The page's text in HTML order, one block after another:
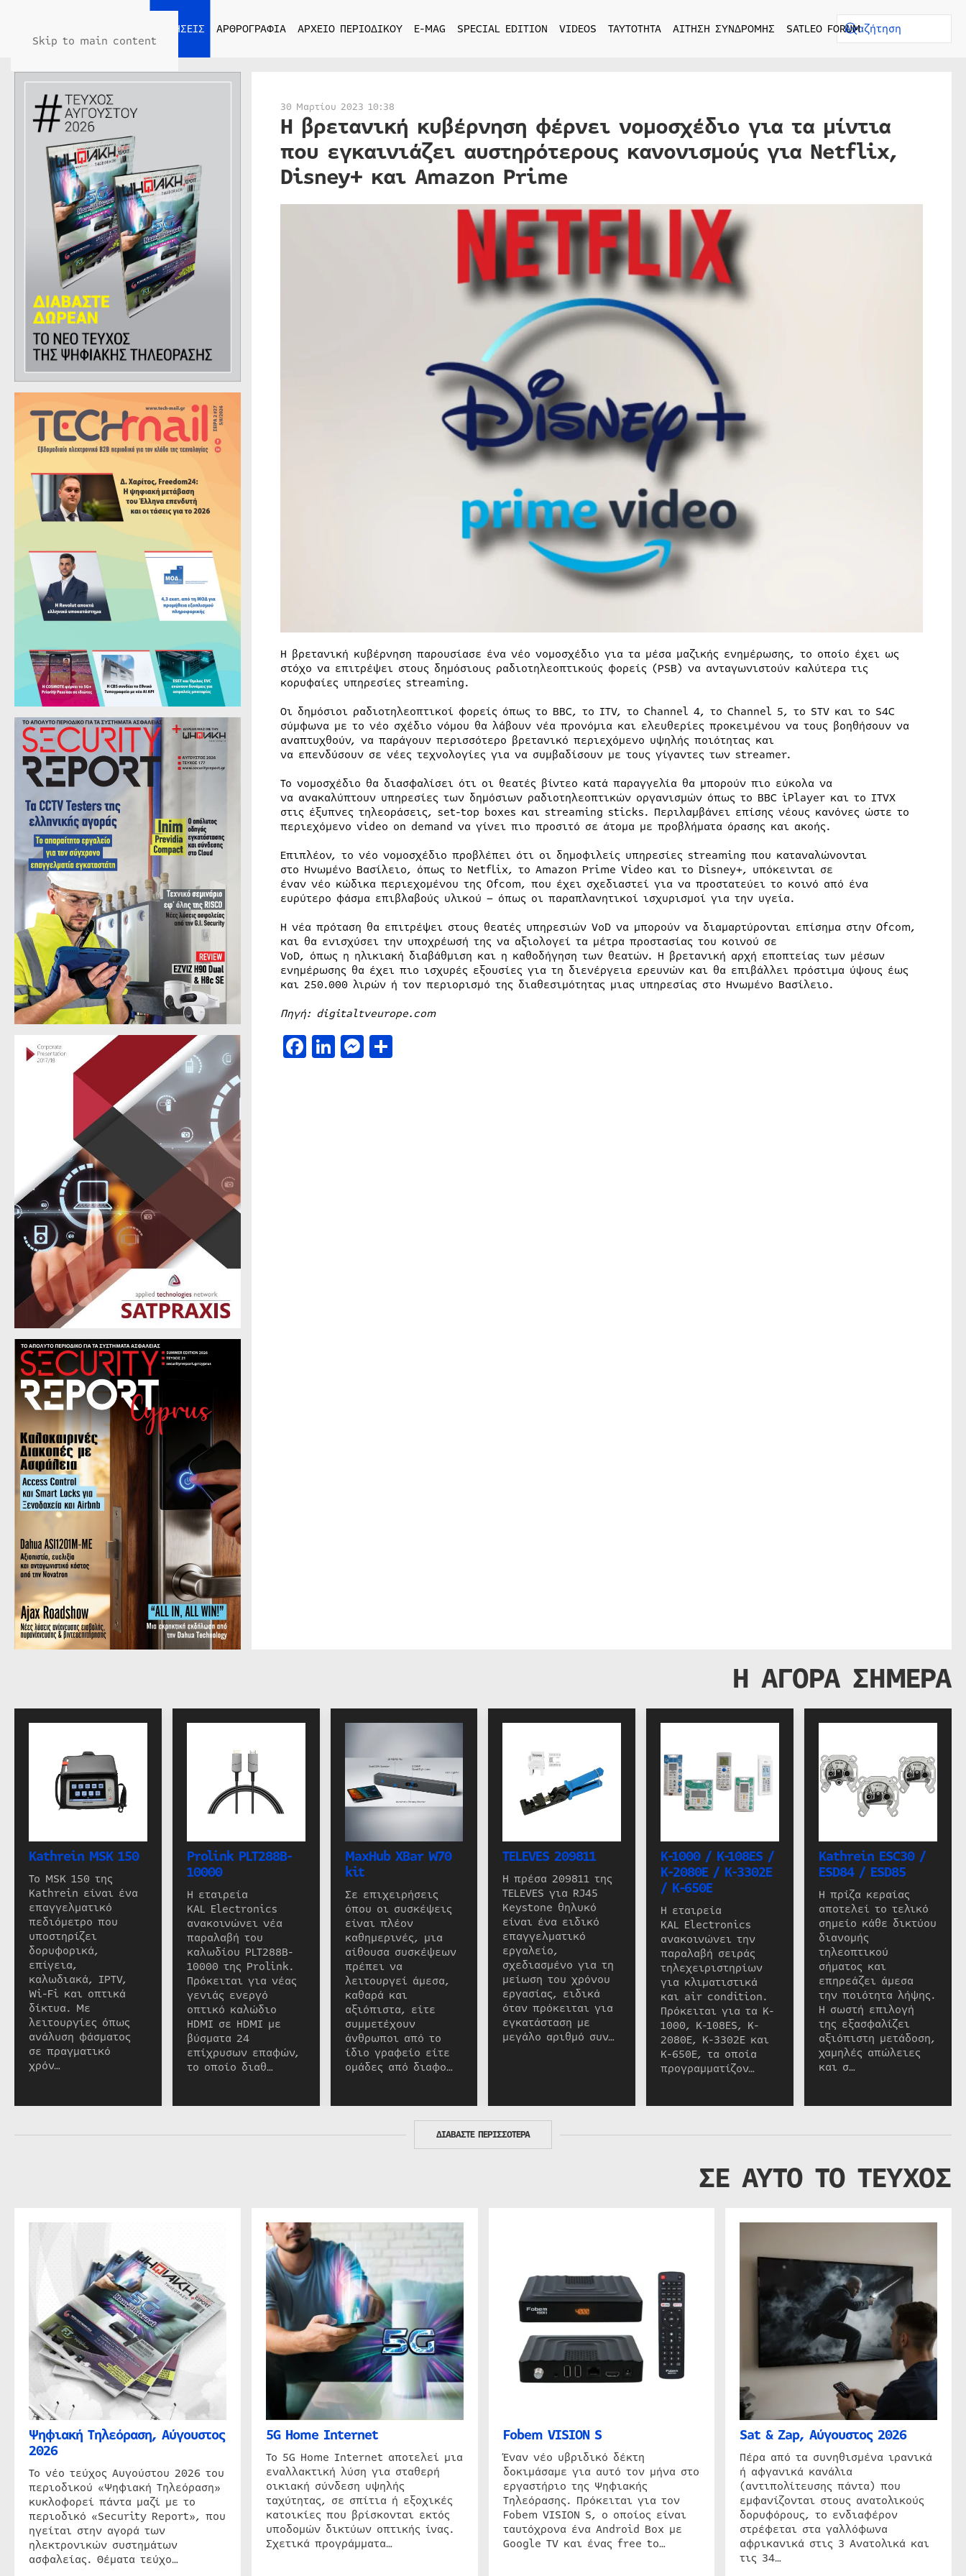
Skip to main content
ΕΙΔΗΣΕΙΣ ΑΡΘΡΟΓΡΑΦΙΑ ΑΡΧΕΙΟ ΠΕΡΙΟΔΙΚΟΥ E-MAG SPECIAL EDITION VIDEOS ΤΑΥΤΟΤΗΤΑ ΑΙΤΗΣΗ ΣΥΝΔΡΟΜΗΣ SATLEO FORUM
30 Μαρτίου 2023 10:38
Η βρετανική κυβέρνηση φέρνει νομοσχέδιο για τα μίντια
που εγκαινιάζει αυστηρότερους κανονισμούς για Netflix,
Disney+ και Amazon Prime
Η βρετανική κυβέρνηση παρουσίασε ένα νέο νομοσχέδιο για τα μέσα μαζικής ενημέρωσης, το οποίο έχει ως
στόχο να επιτρέψει στους δημόσιους ραδιοτηλεοπτικούς φορείς (PSB) να ανταγωνιστούν καλύτερα τις
κορυφαίες υπηρεσίες streaming.
Οι δημόσιοι ραδιοτηλεοπτικοί φορείς όπως το BBC, το ITV, το Channel 4, το Channel 5, το STV και το S4C
σύμφωνα με το νέο σχέδιο νόμου θα λάβουν νέα προνόμια και ελευθερίες προκειμένου να τους βοηθήσουν να
αναπτυχθούν, να παράγουν περισσότερο βρετανικό περιεχόμενο υψηλής ποιότητας και
να επενδύσουν σε νέες τεχνολογίες για να συμβαδίσουν με τους γίγαντες των streamer.
Το νομοσχέδιο θα διασφαλίσει ότι οι θεατές βίντεο κατά παραγγελία θα μπορούν πιο εύκολα να
να ανακαλύπτουν υπηρεσίες των δημόσιων ραδιοτηλεοπτικών οργανισμών όπως το BBC iPlayer και το ITVX
στις έξυπνες τηλεοράσεις, set-top boxes και streaming sticks. Περιλαμβάνει επίσης νέους κανόνες ώστε το
περιεχόμενο video on demand να γίνει πιο προσιτό σε άτομα με προβλήματα όρασης και ακοής.
Επιπλέον, το νέο νομοσχέδιο προβλέπει ότι οι δημοφιλείς υπηρεσίες streaming που καταναλώνονται
στο Ηνωμένο Βασίλειο, όπως το Netflix, το Amazon Prime Video και το Disney+, υπόκεινται σε
έναν νέο κώδικα περιεχομένου της Ofcom, που έχει σχεδιαστεί για να προστατεύει το κοινό από ένα
ευρύτερο φάσμα επιβλαβούς υλικού – όπως οι παραπλανητικοί ισχυρισμοί για την υγεία.
Η νέα πρόταση θα επιτρέψει στους θεατές υπηρεσιών VoD να μπορούν να διαμαρτύρονται επίσημα στην Ofcom,
και θα ενισχύσει την υποχρέωσή της να αξιολογεί τα μέτρα προστασίας του κοινού σε
VoD, όπως η ηλικιακή διαβάθμιση και η καθοδήγηση των θεατών. Η βρετανική αρχή εποπτείας των μέσων
ενημέρωσης θα έχει πιο ισχυρές εξουσίες για τη διενέργεια ερευνών και θα επιβάλλει πρόστιμα ύψους έως
και 250.000 λιρών ή τον περιορισμό της διαθεσιμότητας μιας υπηρεσίας στο Ηνωμένο Βασίλειο.
Πηγή: digitaltveurope.com
Facebook
LinkedIn
Messenger
Μοιραστείτε
Η ΑΓΟΡΑ ΣΗΜΕΡΑ
Kathrein MSK 150
Το MSK 150 της
Kathrein είναι ένα
επαγγελματικό
πεδιόμετρο που
υποστηρίζει
δορυφορικά,
επίγεια,
καλωδιακά, IPTV,
Wi-Fi και οπτικά
δίκτυα. Με
λειτουργίες όπως
ανάλυση φάσματος
σε πραγματικό
χρόν…
Prolink PLT288B-
10000
Η εταιρεία
KAL Electronics
ανακοινώνει νέα
παραλαβή του
καλωδίου PLT288B-
10000 της Prolink.
Πρόκειται για νέας
γενιάς ενεργό
οπτικό καλώδιο
HDMI σε HDMI με
βύσματα 24
επίχρυσων επαφών,
το οποίο διαθ…
MaxHub XBar W70
kit
Σε επιχειρήσεις
όπου οι συσκέψεις
είναι πλέον
καθημερινές, μια
αίθουσα συσκέψεων
πρέπει να
λειτουργεί άμεσα,
καθαρά και
αξιόπιστα, είτε
συμμετέχουν
άνθρωποι από το
ίδιο γραφείο είτε
ομάδες από διαφο…
TELEVES 209811
Η πρέσα 209811 της
TELEVES για RJ45
Keystone θηλυκό
είναι ένα ειδικό
επαγγελματικό
εργαλείο,
σχεδιασμένο για τη
μείωση του χρόνου
εργασίας, ειδικά
όταν πρόκειται για
εγκατάσταση με
μεγάλο αριθμό συν…
K-1000 / K-108ES /
K-2080E / K-3302E
/ K-650E
Η εταιρεία
KAL Electronics
ανακοινώνει την
παραλαβή σειράς
τηλεχειριστηρίων
για κλιματιστικά
και air condition.
Πρόκειται για τα K-
1000, K-108ES, K-
2080E, K-3302E και
K-650E, τα οποία
προγραμματίζον…
Kathrein ESC30 /
ESD84 / ESD85
Η πρίζα κεραίας
αποτελεί το τελικό
σημείο κάθε δικτύου
διανομής
τηλεοπτικού
σήματος και
επηρεάζει άμεσα
την ποιότητα λήψης.
Η σωστή επιλογή
της εξασφαλίζει
αξιόπιστη μετάδοση,
χαμηλές απώλειες
και σ…
ΔΙΑΒΑΣΤΕ ΠΕΡΙΣΣΟΤΕΡΑ
ΣΕ ΑΥΤΟ ΤΟ ΤΕΥΧΟΣ
Ψηφιακή Τηλεόραση, Αύγουστος
2026
Το νέο τεύχος Αυγούστου 2026 του
περιοδικού «Ψηφιακή Τηλεόραση»
κυκλοφορεί πάντα μαζί με το
περιοδικό «Security Report», που
ηγείται στην αγορά των
ηλεκτρονικών συστημάτων
ασφαλείας. Θέματα τεύχο…
5G Home Internet
Το 5G Home Internet αποτελεί μια
εναλλακτική λύση για σταθερή
οικιακή σύνδεση υψηλής
ταχύτητας, σε σπίτια ή εξοχικές
κατοικίες που βρίσκονται εκτός
υποδομών δικτύων οπτικής ίνας.
Σχετικά προγράμματα…
Fobem VISION S
Έναν νέο υβριδικό δέκτη
δοκιμάσαμε για αυτό τον μήνα στο
εργαστήριο της Ψηφιακής
Τηλεόρασης. Πρόκειται για τον
Fobem VISION S, ο οποίος είναι
ταυτόχρονα ένα Android Box με
Google TV και ένας free to…
Sat & Zap, Αύγουστος 2026
Πέρα από τα συνηθισμένα ιρανικά
ή αφγανικά κανάλια
(αντιπολίτευσης πάντα) που
εμφανίζονται στους ανατολικούς
δορυφόρους, το ενδιαφέρον
στρέφεται στα γαλλόφωνα
αφρικανικά στις 3 Ανατολικά και
τις 34…